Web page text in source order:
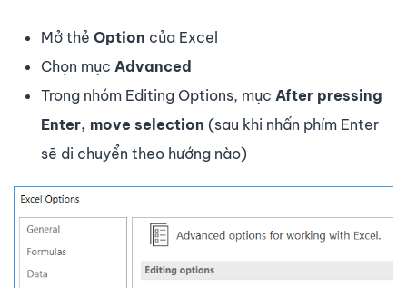
Mở thẻ Option của Excel
Chọn mục Advanced
Trong nhóm Editing Options, mục After pressing
Enter, move selection (sau khi nhấn phím Enter
sẽ di chuyển theo hướng nào)